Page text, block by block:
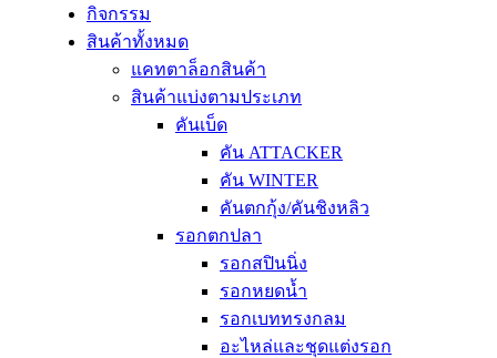
กิจกรรม
สินค้าทั้งหมด
แคทตาล็อกสินค้า
สินค้าแบ่งตามประเภท
คันเบ็ด
คัน ATTACKER
คัน WINTER
คันตกกุ้ง/คันชิงหลิว
รอกตกปลา
รอกสปินนิ่ง
รอกหยดน้ำ
รอกเบททรงกลม
อะไหล่และชุดแต่งรอก